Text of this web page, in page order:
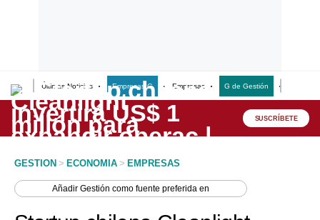
Últimas Noticias Empresas G Empresas G de Gestión
Lo último
Peru Quiosco SUSCRÍBETE
GESTION > ECONOMIA > EMPRESAS
AñadirGestión como fuente preferida en